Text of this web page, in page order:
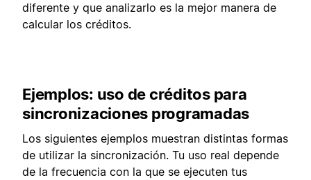
diferente y que analizarlo es la mejor manera de
calcular los créditos.
Ejemplos: uso de créditos para
sincronizaciones programadas
Los siguientes ejemplos muestran distintas formas
de utilizar la sincronización. Tu uso real depende
de la frecuencia con la que se ejecuten tus